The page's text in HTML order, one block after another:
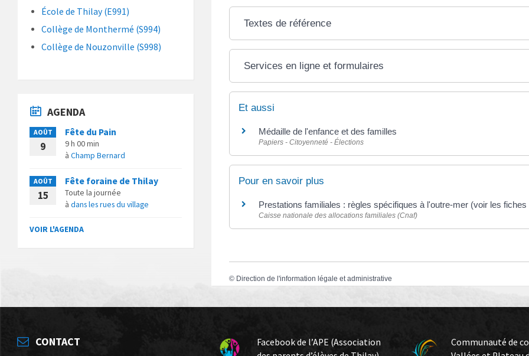
Textes de référence
Services en ligne et formulaires
Et aussi
Médaille de l'enfance et des familles
Papiers - Citoyenneté - Élections
Pour en savoir plus
Prestations familiales : règles spécifiques à l'outre-mer (voir les
Caisse nationale des allocations familiales (Cnaf)
© Direction de l'information légale et administrative
École de Thilay (E991)
Collège de Monthermé (S994)
Collège de Nouzonville (S998)
AGENDA
AOÛT
9
Fête du Pain
9 h 00 min
à Champ Bernard
AOÛT
15
Fête foraine de Thilay
Toute la journée
à dans les rues du village
VOIR L'AGENDA
CONTACT
Facebook de l’APE (Association
Communauté de